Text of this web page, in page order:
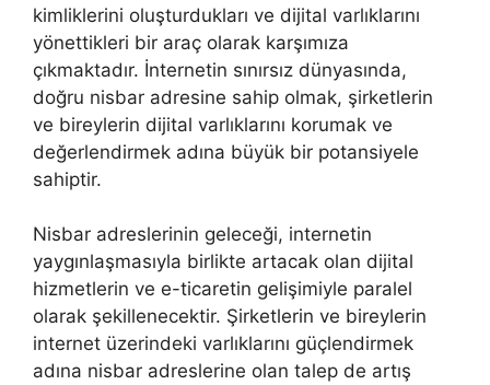
kimliklerini oluşturdukları ve dijital varlıklarını
yönettikleri bir araç olarak karşımıza
çıkmaktadır. İnternetin sınırsız dünyasında,
doğru nisbar adresine sahip olmak, şirketlerin
ve bireylerin dijital varlıklarını korumak ve
değerlendirmek adına büyük bir potansiyele
sahiptir.
Nisbar adreslerinin geleceği, internetin
yaygınlaşmasıyla birlikte artacak olan dijital
hizmetlerin ve e-ticaretin gelişimiyle paralel
olarak şekillenecektir. Şirketlerin ve bireylerin
internet üzerindeki varlıklarını güçlendirmek
adına nisbar adreslerine olan talep de artış